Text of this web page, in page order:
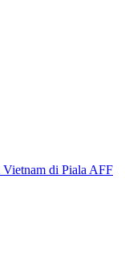
Vietnam di Piala AFF